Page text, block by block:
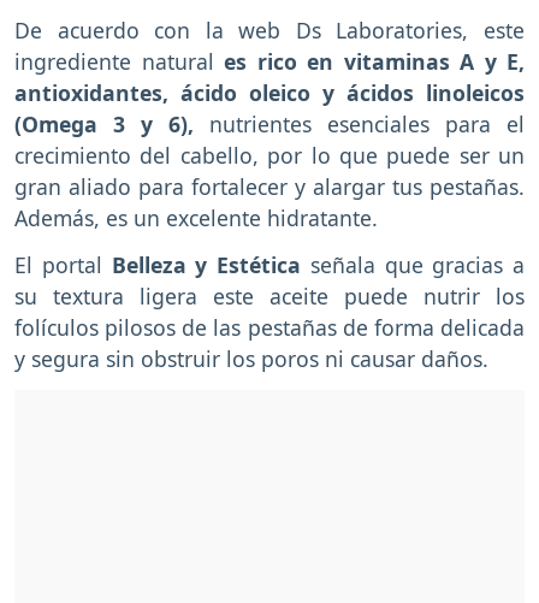
De acuerdo con la web Ds Laboratories, este
ingrediente natural es rico en vitaminas A y E,
antioxidantes, ácido oleico y ácidos linoleicos
(Omega 3 y 6), nutrientes esenciales para el
crecimiento del cabello, por lo que puede ser un
gran aliado para fortalecer y alargar tus pestañas.
Además, es un excelente hidratante.
El portal Belleza y Estética señala que gracias a
su textura ligera este aceite puede nutrir los
folículos pilosos de las pestañas de forma delicada
y segura sin obstruir los poros ni causar daños.